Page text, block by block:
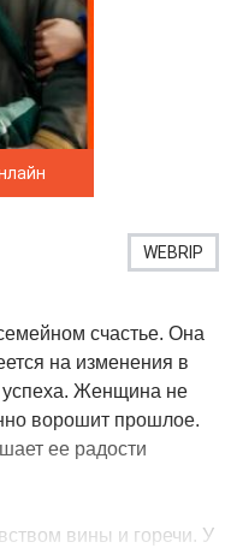
WEBRIP
счастье. Она
на изменения в
успеха. Женщина не
ворошит прошлое.
ее радости
вины и горечи. У